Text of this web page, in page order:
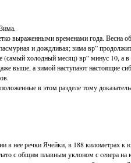
выраженными временами года. Весна
и дождливая; зима вр”
(самый холодный месяц) вр” минус 10,
выше, а зимой наступают настоящие
в этом разделе тому
в нее речки Ячейки, в 188 километрах к
с общим плавным уклоном с севера